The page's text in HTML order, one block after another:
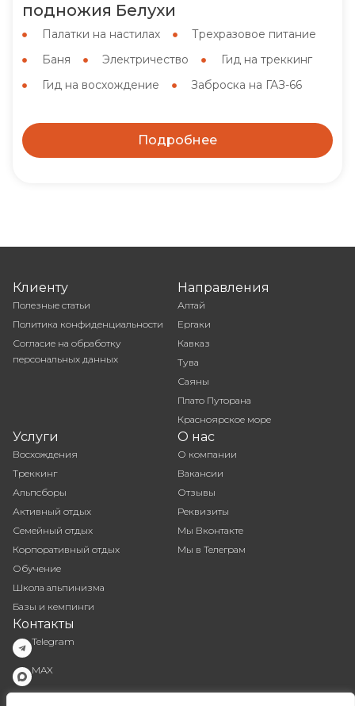
подножия Белухи
Палатки на настилах
Трехразовое питание
Баня
Электричество
Гид на треккинг
Гид на восхождение
Заброска на ГАЗ-66
Подробнее
Контакты
Telegram
MAX
Клиенту
Полезные статьи
Политика конфиденциальности
Согласие на обработку
персональных данных
Направления
Алтай
Ергаки
Кавказ
Тува
Саяны
Плато Путорана
Красноярское море
Услуги
Восхождения
Треккинг
Альпсборы
Активный отдых
Семейный отдых
Корпоративный отдых
Обучение
Школа альпинизма
Базы и кемпинги
О нас
О компании
Вакансии
Отзывы
Реквизиты
Мы Вконтакте
Мы в Телеграм